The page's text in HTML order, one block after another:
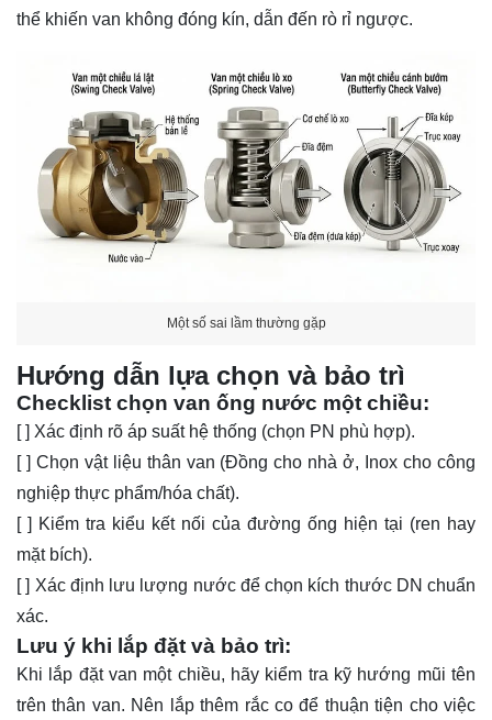
thể khiến van không đóng kín, dẫn đến rò rỉ ngược.
Một số sai lầm thường gặp
Hướng dẫn lựa chọn và bảo trì
Checklist chọn van ống nước một chiều:
[ ] Xác định rõ áp suất hệ thống (chọn PN phù hợp).
[ ] Chọn vật liệu thân van (Đồng cho nhà ở, Inox cho công
nghiệp thực phẩm/hóa chất).
[ ] Kiểm tra kiểu kết nối của đường ống hiện tại (ren hay
mặt bích).
[ ] Xác định lưu lượng nước để chọn kích thước DN chuẩn
xác.
Lưu ý khi lắp đặt và bảo trì:
Khi lắp đặt van một chiều, hãy kiểm tra kỹ hướng mũi tên
trên thân van. Nên lắp thêm rắc co để thuận tiện cho việc